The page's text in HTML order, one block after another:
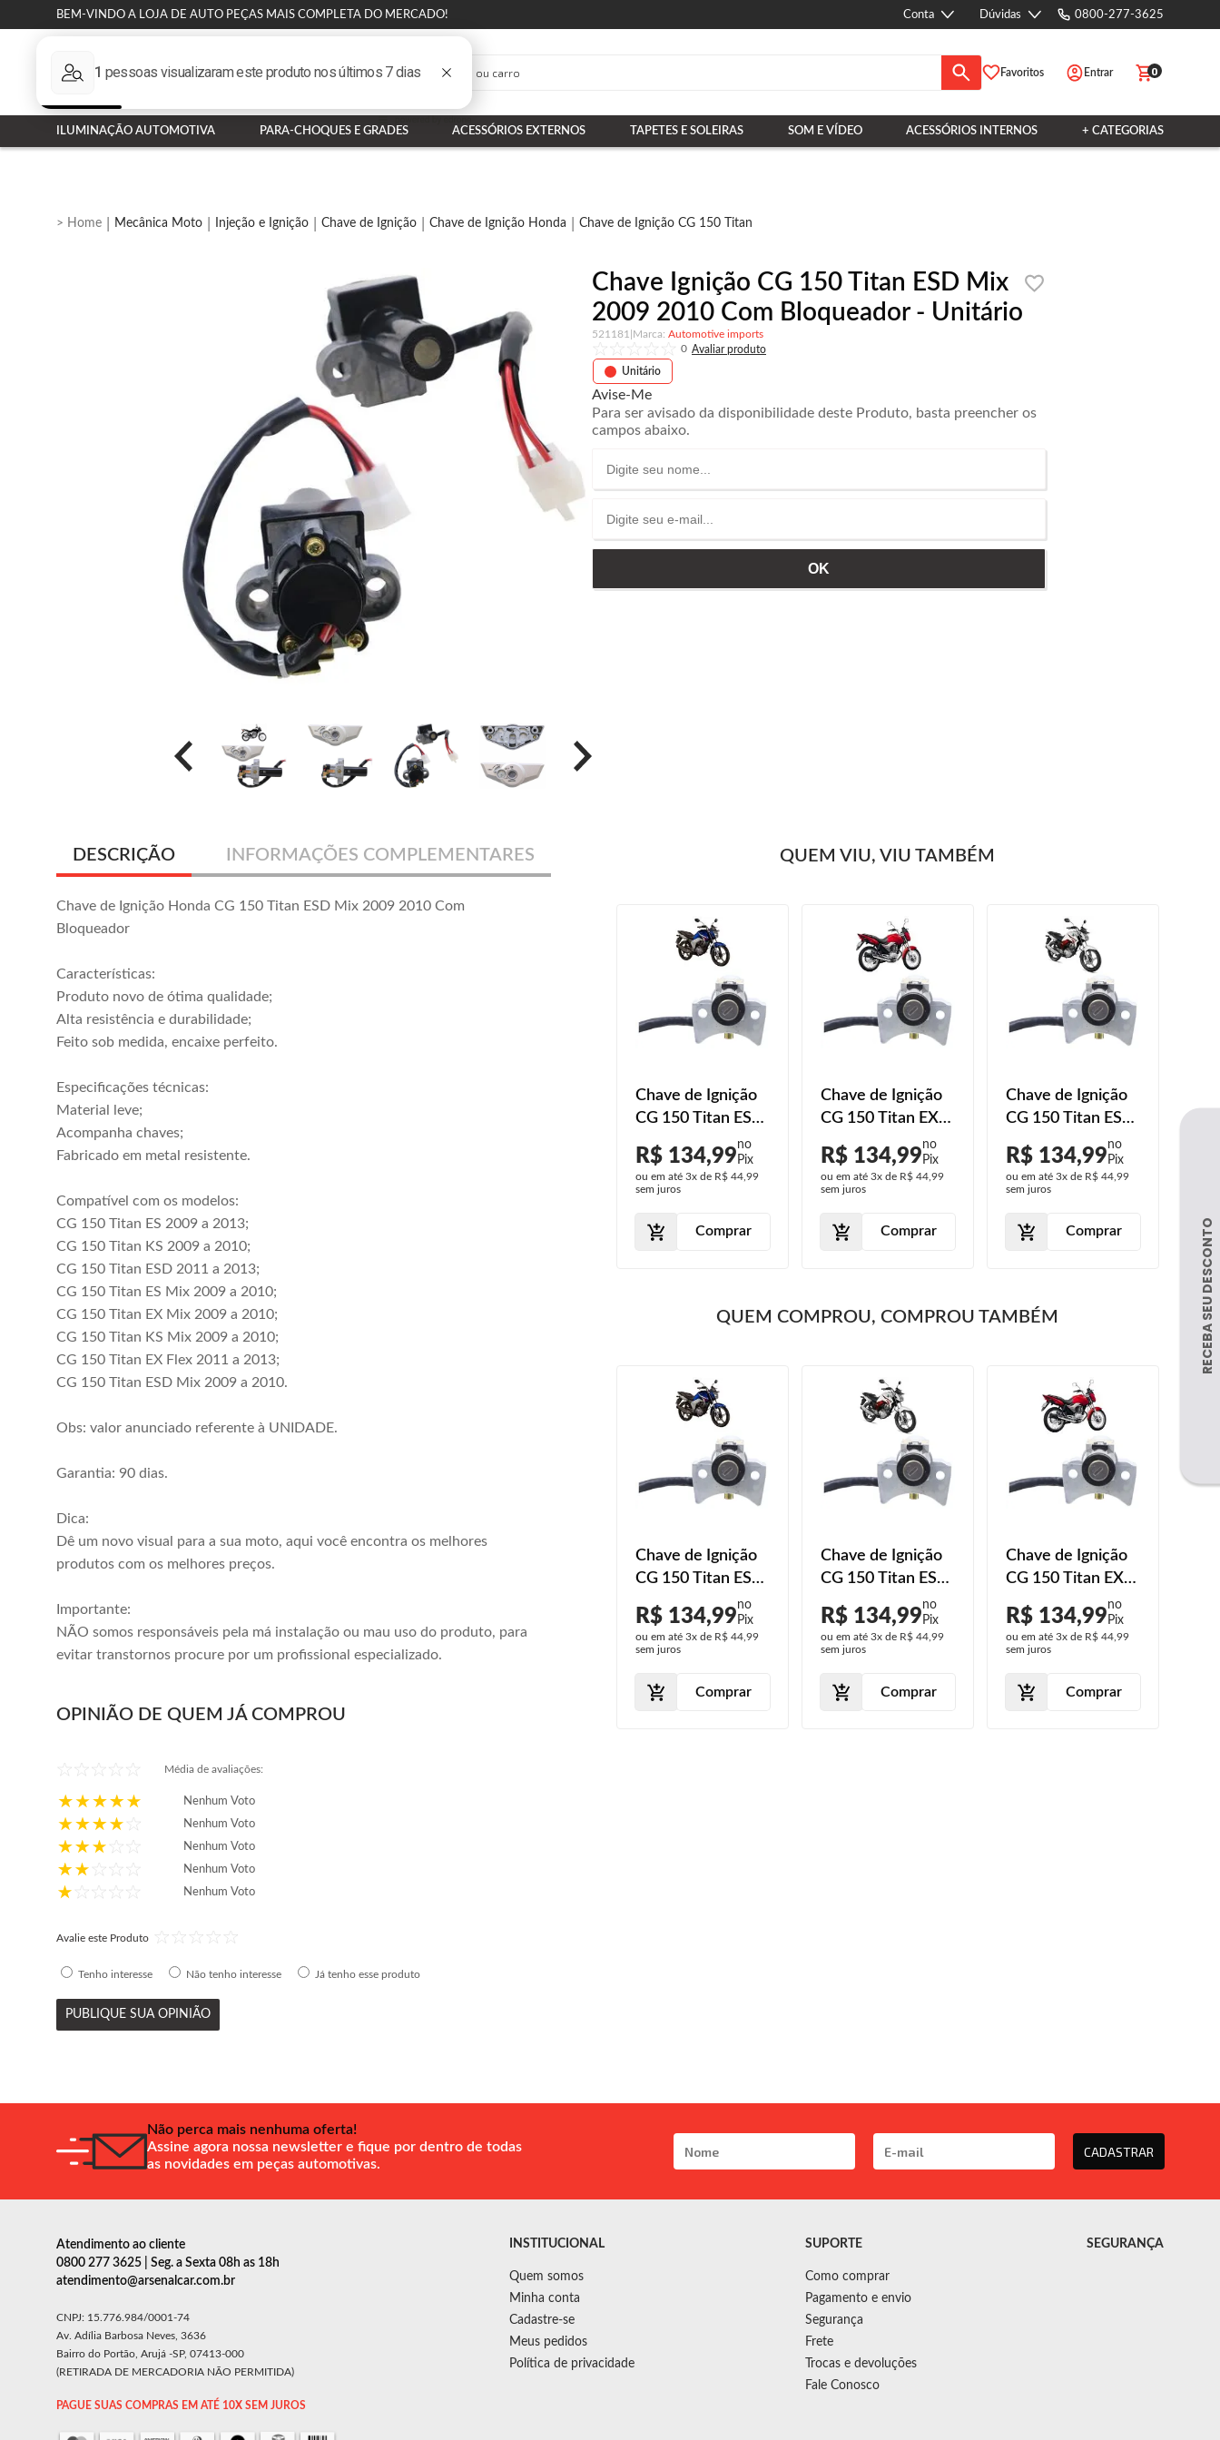
BEM-VINDO A LOJA DE AUTO PEÇAS MAIS COMPLETA DO MERCADO! Conta Dúvidas 0800-277-3625
Favoritos Entrar 0
ILUMINAÇÃO AUTOMOTIVA PARA-CHOQUES E GRADES ACESSÓRIOS EXTERNOS TAPETES E SOLEIRAS SOM E VÍDEO ACESSÓRIOS INTERNOS + CATEGORIAS
Mecânica Moto Injeção e Ignição Chave de Ignição Chave de Ignição Honda Chave de Ignição CG 150 Titan
Chave Ignição CG 150 Titan ESD Mix
2009 2010 Com Bloqueador - Unitário
521181
Automotive imports
0
Unitário
Avise-Me
Para ser avisado da disponibilidade deste Produto, basta preencher os
campos abaixo.
DESCRIÇÃO INFORMAÇÕES COMPLEMENTARES
Chave de Ignição Honda CG 150 Titan ESD Mix 2009 2010 Com
Bloqueador
Características:
Produto novo de ótima qualidade;
Alta resistência e durabilidade;
Feito sob medida, encaixe perfeito.
Especificações técnicas:
Material leve;
Acompanha chaves;
Fabricado em metal resistente.
Compatível com os modelos:
CG 150 Titan ES 2009 a 2013;
CG 150 Titan KS 2009 a 2010;
CG 150 Titan ESD 2011 a 2013;
CG 150 Titan ES Mix 2009 a 2010;
CG 150 Titan EX Mix 2009 a 2010;
CG 150 Titan KS Mix 2009 a 2010;
CG 150 Titan EX Flex 2011 a 2013;
CG 150 Titan ESD Mix 2009 a 2010.
Obs: valor anunciado referente à UNIDADE.
Garantia: 90 dias.
Dica:
Dê um novo visual para a sua moto, aqui você encontra os melhores
produtos com os melhores preços.
Importante:
NÃO somos responsáveis pela má instalação ou mau uso do produto, para
evitar transtornos procure por um profissional especializado.
OPINIÃO DE QUEM JÁ COMPROU
Média de avaliações:
Nenhum Voto
Nenhum Voto
Nenhum Voto
Nenhum Voto
Nenhum Voto
Avalie este Produto
Tenho interesse Não tenho interesse Já tenho esse produto
PUBLIQUE SUA OPINIÃO
QUEM VIU, VIU TAMBÉM
Chave de Ignição
CG 150 Titan ES
R$ 134,99
ou em até 3x de R$ 44,99
sem juros
Comprar
Chave de Ignição
CG 150 Titan EX
R$ 134,99
ou em até 3x de R$ 44,99
sem juros
Comprar
Chave de Ignição
CG 150 Titan ESD
R$ 134,99
ou em até 3x de R$ 44,99
sem juros
Comprar
QUEM COMPROU, COMPROU TAMBÉM
Chave de Ignição
CG 150 Titan ES
2014 2015
R$ 134,99
ou em até 3x de R$ 44,99
sem juros
Comprar
Chave de Ignição
CG 150 Titan ESD
2014 2015
R$ 134,99
ou em até 3x de R$ 44,99
sem juros
Comprar
Chave de Ignição
CG 150 Titan EX
2014 2015
R$ 134,99
ou em até 3x de R$ 44,99
sem juros
Comprar
Não perca mais nenhuma oferta!
Assine agora nossa newsletter e fique por dentro de todas
as novidades em peças automotivas.
CADASTRAR
Atendimento ao cliente
0800 277 3625 | Seg. a Sexta 08h as 18h
atendimento@arsenalcar.com.br
CNPJ: 15.776.984/0001-74
Av. Adília Barbosa Neves, 3636
Bairro do Portão, Arujá -SP, 07413-000
(RETIRADA DE MERCADORIA NÃO PERMITIDA)
PAGUE SUAS COMPRAS EM ATÉ 10X SEM JUROS
INSTITUCIONAL
Quem somos
Minha conta
Cadastre-se
Meus pedidos
Política de privacidade
SUPORTE
Como comprar
Pagamento e envio
Segurança
Frete
Trocas e devoluções
Fale Conosco
SEGURANÇA